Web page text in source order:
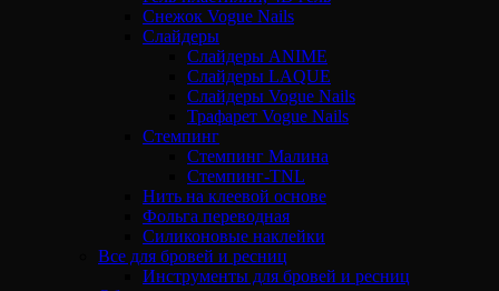
Снежок Vogue Nails
Слайдеры
Слайдеры ANIME
Слайдеры LAQUE
Слайдеры Vogue Nails
Трафарет Vogue Nails
Стемпинг
Стемпинг Малина
Стемпинг-TNL
Нить на клеевой основе
Фольга переводная
Силиконовые наклейки
Все для бровей и ресниц
Инструменты для бровей и ресниц